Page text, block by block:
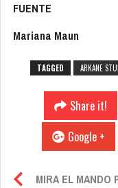
FUENTE
Mariana Maun
TAGGED ARKANE
Share it!
Google +
MIRA EL MANDO